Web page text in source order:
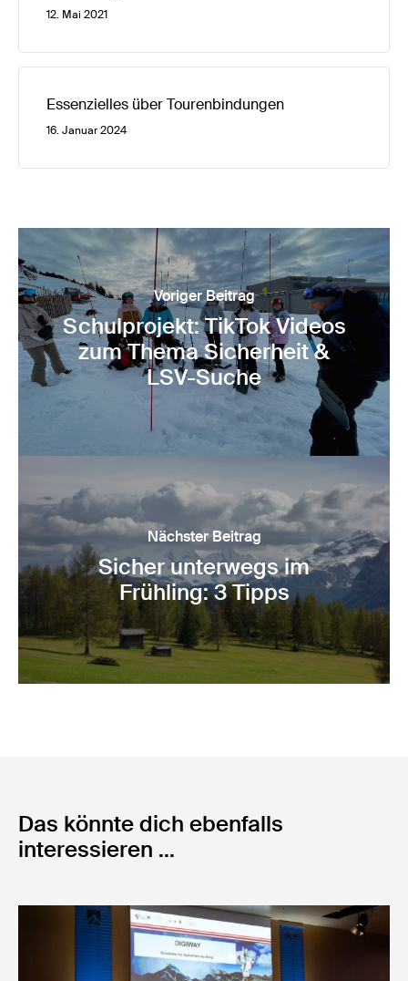
12. Mai 2021
Essenzielles über Tourenbindungen
16. Januar 2024
Voriger Beitrag
Schulprojekt: TikTok Videos
zum Thema Sicherheit &
LSV-Suche
Nächster Beitrag
Sicher unterwegs im
Frühling: 3 Tipps
Das könnte dich ebenfalls
interessieren ...